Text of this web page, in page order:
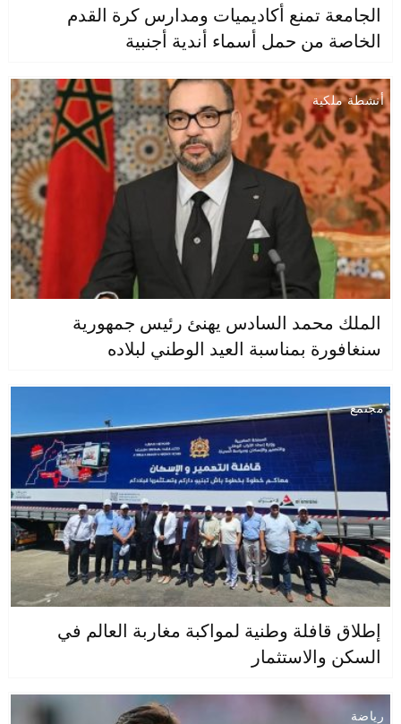
الجامعة تمنع أكاديميات ومدارس كرة القدم
الخاصة من حمل أسماء أندية أجنبية
أنشطة ملكية
الملك محمد السادس يهنئ رئيس جمهورية
سنغافورة بمناسبة العيد الوطني لبلاده
مجتمع
إطلاق قافلة وطنية لمواكبة مغاربة العالم في
السكن والاستثمار
رياضة